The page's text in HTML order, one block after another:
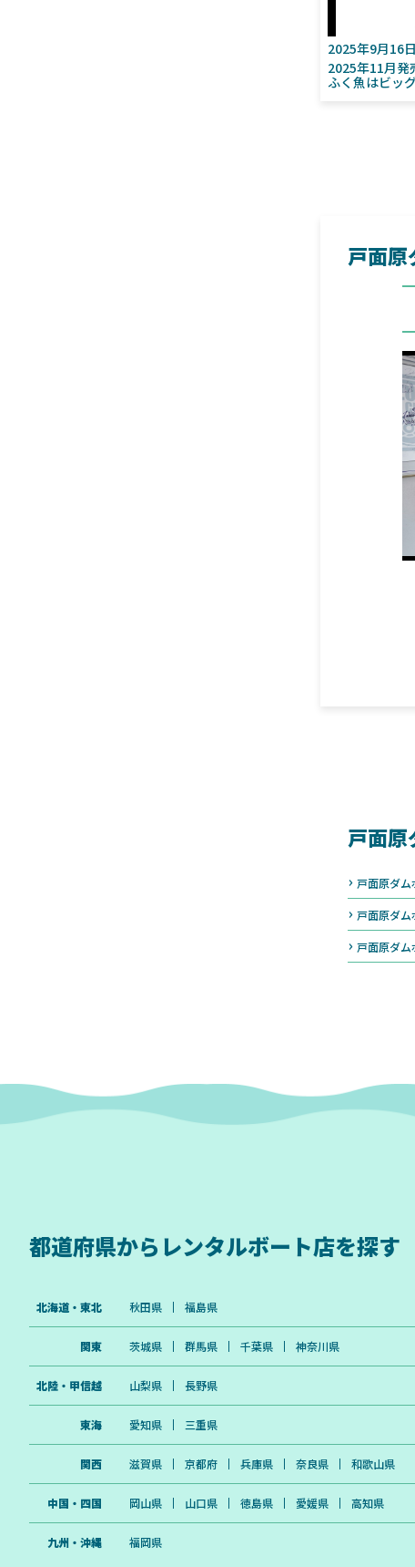
2025年9月16日
2025年11月発
ふく魚はビッ
戸面原
戸面原
戸面原ダ
戸面原ダ
戸面原ダ
都道府県から レンタルボート店を探す
北海道・東北 秋田県 福島県
関東 茨城県 群馬県 千葉県 神奈川県
北陸・甲信越 山梨県 長野県
東海 愛知県 三重県
関西 滋賀県 京都府 兵庫県 奈良県 和歌山県
中国・四国 岡山県 山口県 徳島県 愛媛県 高知県
九州・沖縄 福岡県